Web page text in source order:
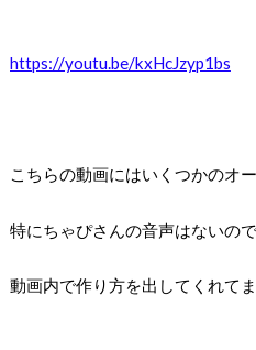
https://youtu.be/kxHcJzyp1bs
こちらの動画にはいくつかのオ
特にちゃぴさんの音声はないの
動画内で作り方を出してくれて